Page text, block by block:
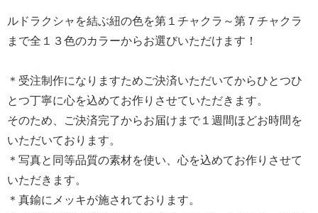
ルドラクシャを結ぶ紐の色を第１チャクラ～第７チャクラ
まで全１３色のカラーからお選びいただけます！
＊受注制作になりますためご決済いただいてからひとつひ
とつ丁寧に心を込めてお作りさせていただきます。
そのため、ご決済完了からお届けまで１週間ほどお時間を
いただいております。
＊写真と同等品質の素材を使い、心を込めてお作りさせて
いただきます。
＊真鍮にメッキが施されております。